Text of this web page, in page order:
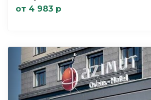
от 4 983 р